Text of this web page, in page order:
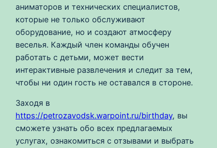
аниматоров и технических специалистов,
которые не только обслуживают
оборудование, но и создают атмосферу
веселья. Каждый член команды обучен
работать с детьми, может вести
интерактивные развлечения и следит за тем,
чтобы ни один гость не оставался в стороне.
Заходя в
https://petrozavodsk.warpoint.ru/birthday, вы
сможете узнать обо всех предлагаемых
услугах, ознакомиться с отзывами и выбрать